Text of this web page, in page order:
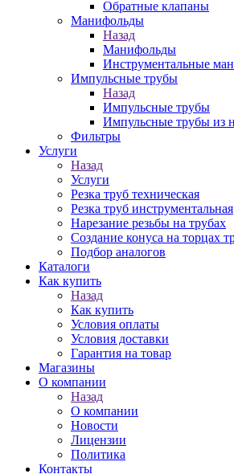
Обратные клапаны
Манифольды
Назад
Манифольды
Инструментальные
Импульсные трубы
Назад
Импульсные трубы
Импульсные трубы из
Фильтры
Услуги
Назад
Услуги
Резка труб техническая
Резка труб инструментальная
Нарезание резьбы на трубах
Создание конуса на торцах
Подбор аналогов
Каталоги
Как купить
Назад
Как купить
Условия оплаты
Условия доставки
Гарантия на товар
Магазины
О компании
Назад
О компании
Новости
Лицензии
Политика
Контакты